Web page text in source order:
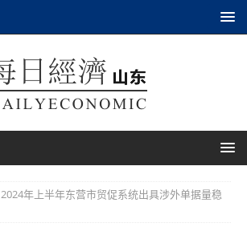
2024年上半年东营市贸促系统出具涉外单据量稳